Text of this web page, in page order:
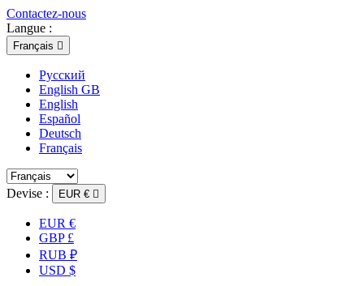
Contactez-nous
Langue :
Français 
Русский
English GB
English
Español
Deutsch
Français
Devise : EUR € 
EUR €
GBP £
RUB ₽
USD $